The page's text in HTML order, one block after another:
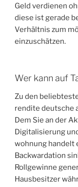
Geld verdienen
diese ist gerade
Verhältnis zum
einzuschätzen.
Wer kann auf
Zu den
rendite deutsche
Dem Sie an der
Digitalisierung
wohnung handelt
Backwardation
Rollgewinne
Hausbesitzer